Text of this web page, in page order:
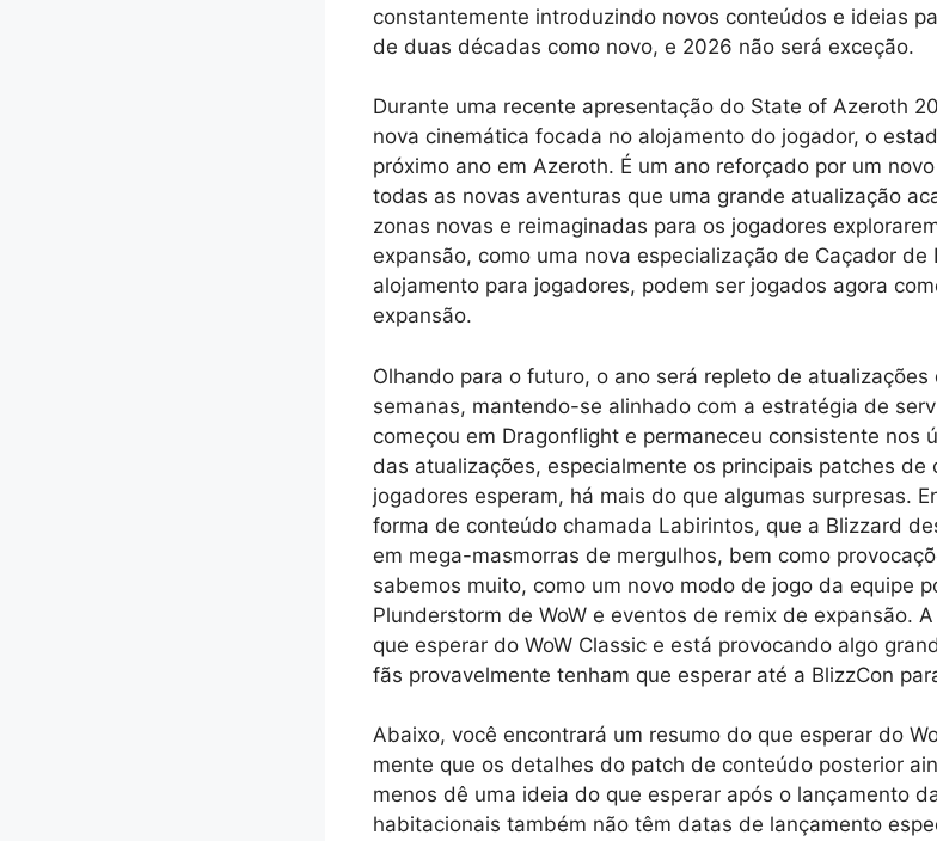
constantemente introduzindo novos conteúdos e ideias
de duas décadas como novo, e 2026 não será exceção.
Durante uma recente apresentação do State of Azeroth
nova cinemática focada no alojamento do jogador, o
próximo ano em Azeroth. É um ano reforçado por um
todas as novas aventuras que uma grande atualização
zonas novas e reimaginadas para os jogadores
expansão, como uma nova especialização de Caçador
alojamento para jogadores, podem ser jogados agora
expansão.
Olhando para o futuro, o ano será repleto de
semanas, mantendo-se alinhado com a estratégia de
começou em Dragonflight e permaneceu consistente nos
das atualizações, especialmente os principais patches
jogadores esperam, há mais do que algumas surpresas.
forma de conteúdo chamada Labirintos, que a Blizzard
em mega-masmorras de mergulhos, bem como
sabemos muito, como um novo modo de jogo da equipe
Plunderstorm de WoW e eventos de remix de expansão.
que esperar do WoW Classic e está provocando algo
fãs provavelmente tenham que esperar até a BlizzCon
Abaixo, você encontrará um resumo do que esperar do
mente que os detalhes do patch de conteúdo posterior
menos dê uma ideia do que esperar após o lançamento
habitacionais também não têm datas de lançamento